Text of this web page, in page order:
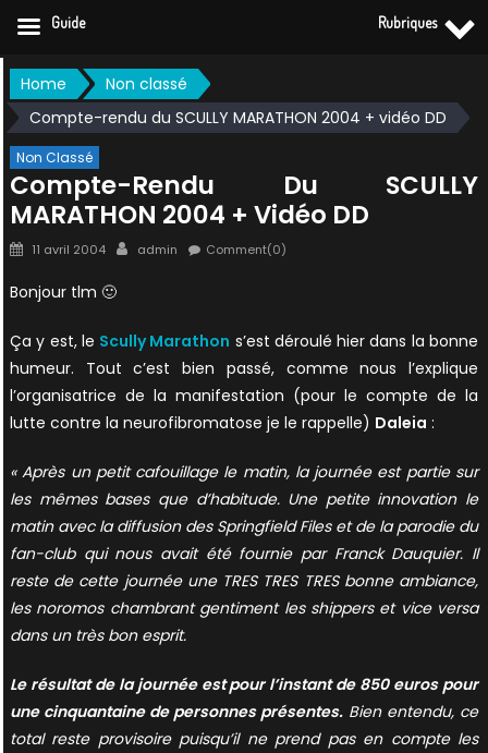
Skip
to
content
Home
Non classé
Compte-rendu du SCULLY MARATHON 2004 + vidéo DD
Non Classé
Compte-Rendu Du SCULLY
MARATHON 2004 + Vidéo DD
Posted
11 avril 2004 Author
admin Comment(0)
Bonjour tlm 🙂
Ça y est, le Scully Marathon s’est déroulé hier dans la bonne
humeur. Tout c’est bien passé, comme nous l’explique
l’organisatrice de la manifestation (pour le compte de la
lutte contre la neurofibromatose je le rappelle) Daleia :
« Après un petit cafouillage le matin, la journée est partie sur
les mêmes bases que d’habitude. Une petite innovation le
matin avec la diffusion des Springfield Files et de la parodie du
fan-club qui nous avait été fournie par Franck Dauquier. Il
reste de cette journée une TRES TRES TRES bonne ambiance,
les noromos chambrant gentiment les shippers et vice versa
dans un très bon esprit.
Le résultat de la journée est pour l’instant de 850 euros pour
une cinquantaine de personnes présentes. Bien entendu, ce
total reste provisoire puisqu’il ne prend pas en compte les
Guide Rubriques